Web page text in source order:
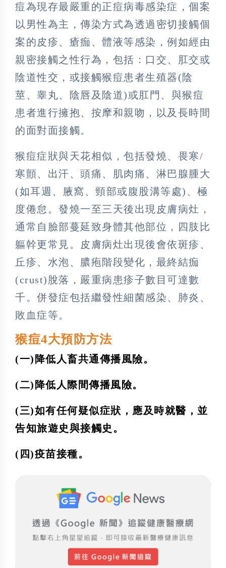
痘為現存最嚴重的正痘病毒感染症，個案
以男性為主，傳染方式為透過密切接觸個
案的皮疹、瘡痂、體液等感染，例如經由
親密接觸之性行為，包括：口交、肛交或
陰道性交，或接觸猴痘患者生殖器(陰
莖、睾丸、陰唇及陰道)或肛門、與猴痘
患者進行擁抱、按摩和親吻，以及長時間
的面對面接觸。
猴痘症狀與天花相似，包括發燒、畏寒/
寒顫、出汗、頭痛、肌肉痛、淋巴腺腫大
(如耳週、腋窩、頸部或腹股溝等處)、極
度倦怠。發燒一至三天後出現皮膚病灶，
通常自臉部蔓延致身體其他部位，四肢比
軀幹更常見。皮膚病灶出現後會依斑疹、
丘疹、水泡、膿疱階段變化，最終結痂
(crust)脫落，嚴重病患疹子數目可達數
千。併發症包括繼發性細菌感染、肺炎、
敗血症等。
猴痘4大預防方法
(一)降低人畜共通傳播風險。
(二)降低人際間傳播風險。
(三)如有任何疑似症狀，應及時就醫，並
告知旅遊史與接觸史。
(四)疫苗接種。